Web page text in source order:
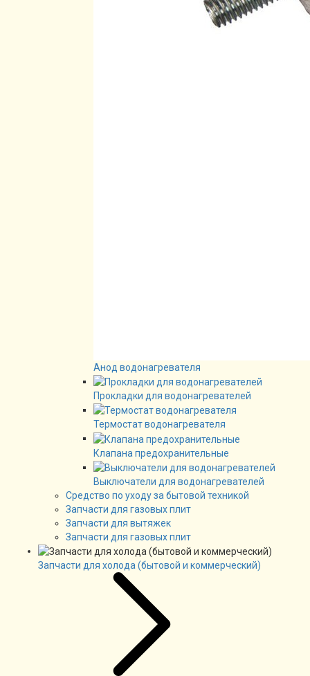
Анод водонагревателя
Прокладки для водонагревателей
Термостат водонагревателя
Клапана предохранительные
Выключатели для водонагревателей
Средство по уходу за бытовой техникой
Запчасти для газовых плит
Запчасти для вытяжек
Запчасти для газовых плит
Запчасти для холода (бытовой и коммерческий)